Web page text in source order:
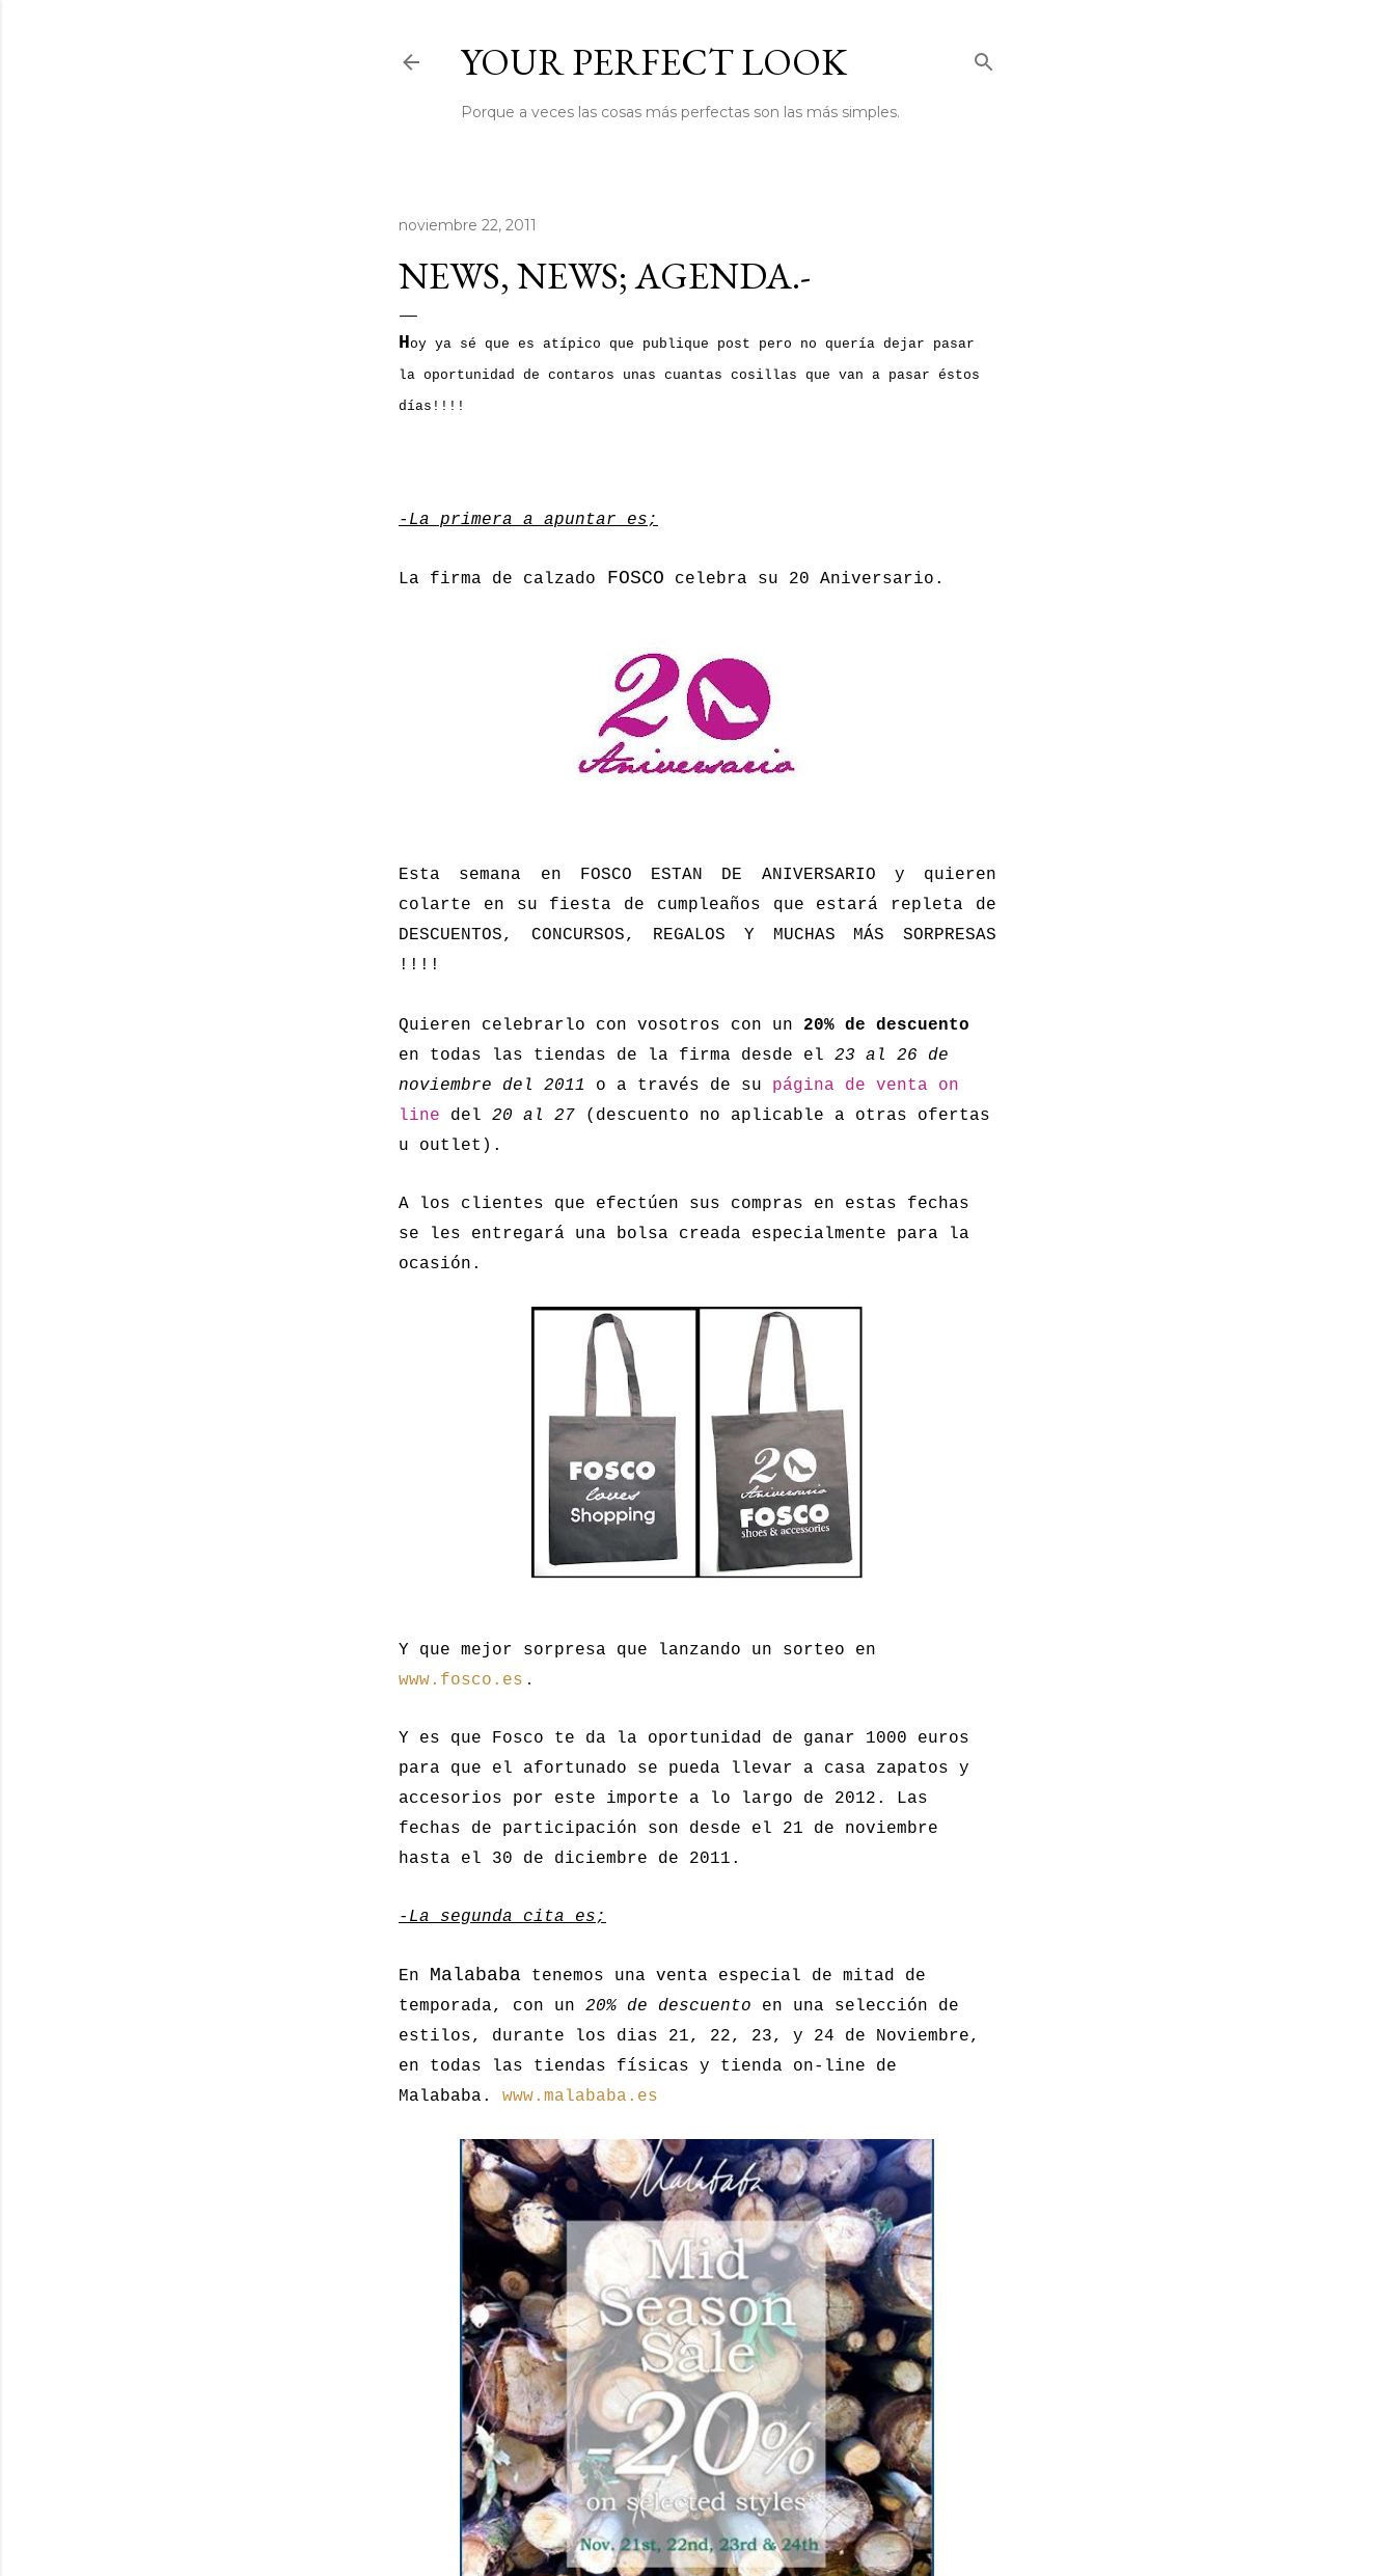
YOUR PERFECT LOOK
Porque a veces las cosas más perfectas son las más simples.
noviembre 22, 2011
NEWS, NEWS; AGENDA.-
Hoy ya sé que es atípico que publique post pero no quería dejar pasar
la oportunidad de contaros unas cuantas cosillas que van a pasar éstos
días!!!!
-La primera a apuntar es;
La firma de calzado FOSCO celebra su 20 Aniversario.
Esta semana en FOSCO ESTAN DE ANIVERSARIO y quieren
colarte en su fiesta de cumpleaños que estará repleta de
DESCUENTOS, CONCURSOS, REGALOS Y MUCHAS MÁS SORPRESAS
!!!!
Quieren celebrarlo con vosotros con un 20% de descuento
en todas las tiendas de la firma desde el 23 al 26 de
noviembre del 2011 o a través de su página de venta on
line del 20 al 27 (descuento no aplicable a otras ofertas
u outlet).
A los clientes que efectúen sus compras en estas fechas
se les entregará una bolsa creada especialmente para la
ocasión.
Y que mejor sorpresa que lanzando un sorteo en
www.fosco.es .
Y es que Fosco te da la oportunidad de ganar 1000 euros
para que el afortunado se pueda llevar a casa zapatos y
accesorios por este importe a lo largo de 2012. Las
fechas de participación son desde el 21 de noviembre
hasta el 30 de diciembre de 2011.
-La segunda cita es;
En Malababa tenemos una venta especial de mitad de
temporada, con un 20% de descuento en una selección de
estilos, durante los dias 21, 22, 23, y 24 de Noviembre,
en todas las tiendas físicas y tienda on-line de
Malababa. www.malababa.es